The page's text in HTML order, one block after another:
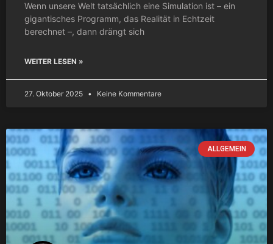
Wenn unsere Welt tatsächlich eine Simulation ist – ein
gigantisches Programm, das Realität in Echtzeit
berechnet –, dann drängt sich
WEITER LESEN »
27. Oktober 2025 Keine Kommentare
ALLGEMEIN